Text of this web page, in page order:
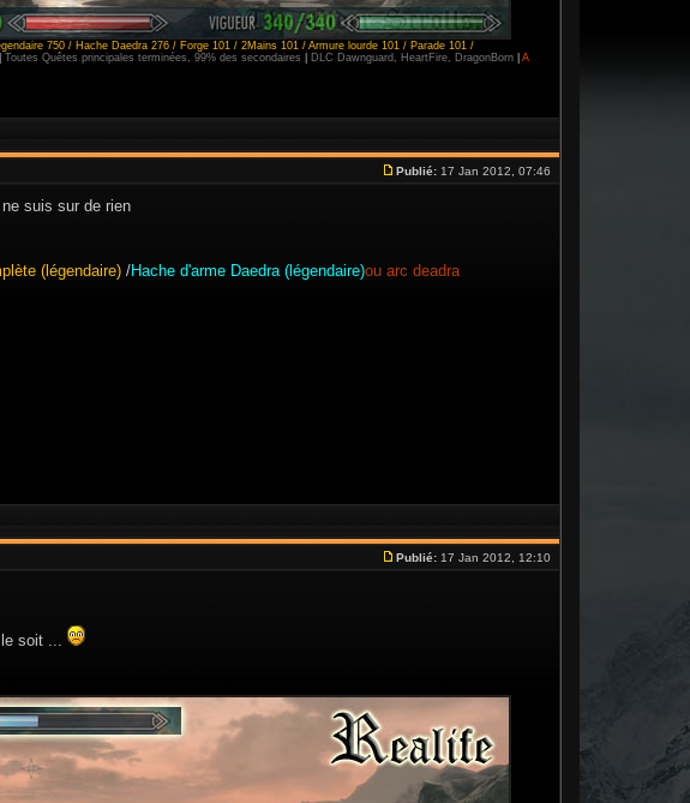
750 / Hache Daedra 276 / Forge 101 / 2Mains 101 / Armure lourde 101 / Parade 101 /
Toutes Quêtes principales terminées, 99% des secondaires DLC Dawnguard, HeartFire, DragonBorn
A
Publié: 17 Jan 2012, 07:46
suis sur de rien
(légendaire) /Hache d'arme Daedra (légendaire)ou arc deadra
Publié: 17 Jan 2012, 12:10
soit ...